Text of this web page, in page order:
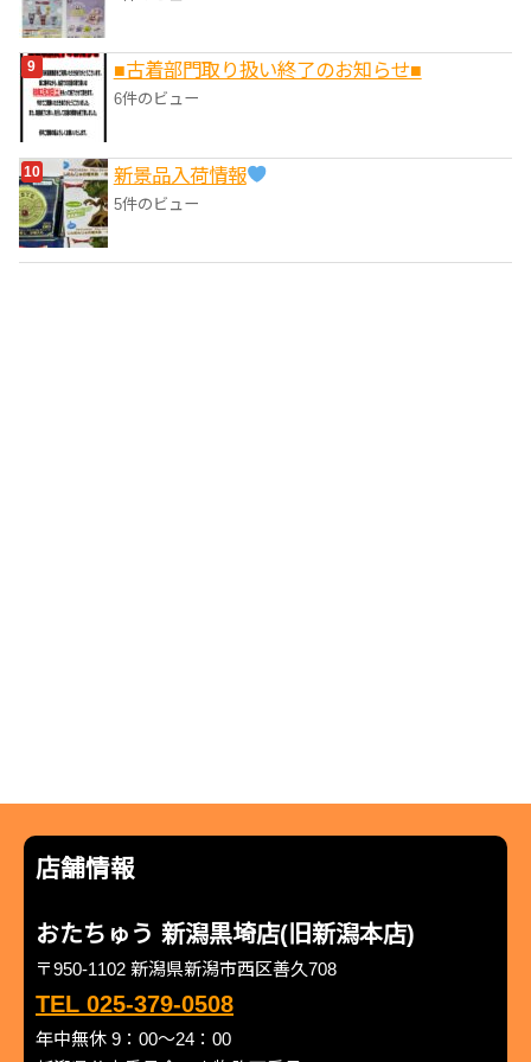
■‎古着部門取り扱い終了のお知らせ■
6件のビュー
‎新景品入荷情報
5件のビュー
店舗情報
おたちゅう 新潟黒埼店(旧新潟本店)
〒950-1102 新潟県新潟市西区善久708
TEL 025-379-0508
年中無休 9：00～24：00